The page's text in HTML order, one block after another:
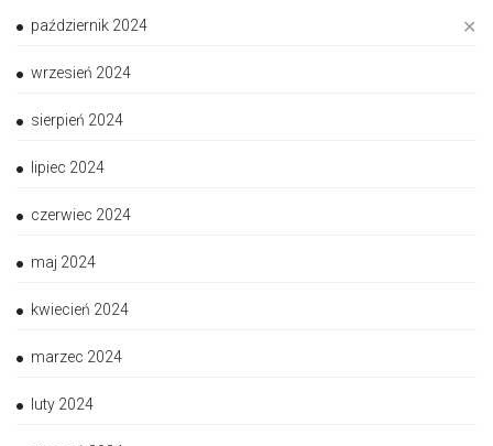
✕
październik 2024
wrzesień 2024
sierpień 2024
lipiec 2024
czerwiec 2024
maj 2024
kwiecień 2024
marzec 2024
luty 2024